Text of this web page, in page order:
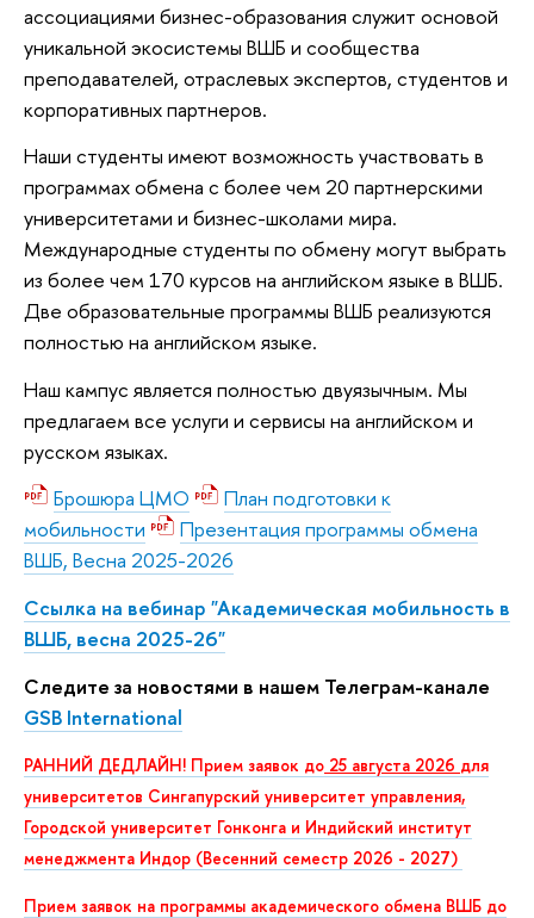
ассоциациями бизнес-образования служит основой
уникальной экосистемы ВШБ и сообщества
преподавателей, отраслевых экспертов, студентов и
корпоративных партнеров.
Наши студенты имеют возможность участвовать в
программах обмена с более чем 20 партнерскими
университетами и бизнес-школами мира.
Международные студенты по обмену могут выбрать
из более чем 170 курсов на английском языке в ВШБ.
Две образовательные программы ВШБ реализуются
полностью на английском языке.
Наш кампус является полностью двуязычным. Мы
предлагаем все услуги и сервисы на английском и
русском языках.
Брошюра ЦМО
План подготовки к
мобильности
Презентация программы обмена
ВШБ, Весна 2025-2026
Ссылка на вебинар "Академическая мобильность в
ВШБ, весна 2025-26"
Следите за новостями в нашем Телеграм-канале
GSB International
РАННИЙ ДЕДЛАЙН! Прием заявок до 25 августа 2026 для
университетов Сингапурский университет управления,
Городской университет Гонконга и Индийский институт
менеджмента Индор (Весенний семестр 2026 - 2027)
Прием заявок на программы академического обмена ВШБ до